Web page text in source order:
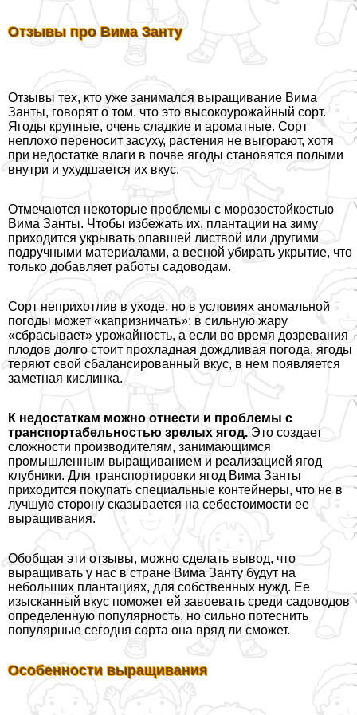
Отзывы про Вима Занту
Отзывы тех, кто уже занимался выращивание Вима
Занты, говорят о том, что это высокоурожайный сорт.
Ягоды крупные, очень сладкие и ароматные. Сорт
неплохо переносит засуху, растения не выгорают, хотя
при недостатке влаги в почве ягоды становятся полыми
внутри и ухудшается их вкус.
Отмечаются некоторые проблемы с морозостойкостью
Вима Занты. Чтобы избежать их, плантации на зиму
приходится укрывать опавшей листвой или другими
подручными материалами, а весной убирать укрытие, что
только добавляет работы садоводам.
Сорт неприхотлив в уходе, но в условиях аномальной
погоды может «капризничать»: в сильную жару
«сбрасывает» урожайность, а если во время дозревания
плодов долго стоит прохладная дождливая погода, ягоды
теряют свой сбалансированный вкус, в нем появляется
заметная кислинка.
К недостаткам можно отнести и проблемы с
трaнcпортабельностью зрелых ягод. Это создает
сложности производителям, занимающимся
промышленным выращиванием и реализацией ягод
клубники. Для трaнcпортировки ягод Вима Занты
приходится покупать специальные контейнеры, что не в
лучшую сторону сказывается на себестоимости ее
выращивания.
Обобщая эти отзывы, можно сделать вывод, что
выращивать у нас в стране Вима Занту будут на
небольших плантациях, для собственных нужд. Ее
изысканный вкус поможет ей завоевать среди садоводов
определенную популярность, но сильно потеснить
популярные сегодня сорта она вряд ли сможет.
Особенности выращивания